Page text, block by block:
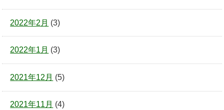
2022年2月 (3)
2022年1月 (3)
2021年12月 (5)
2021年11月 (4)